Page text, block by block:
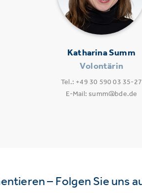
Katharina Summ
Volontärin
Tel.: +49 30 590 03 35-27
E-Mail: summ@bde.de
– Folgen Sie uns